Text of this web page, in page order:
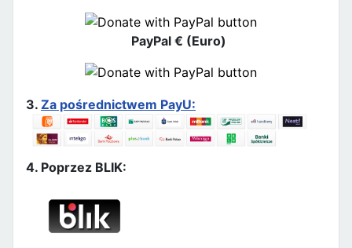
PayPal € (Euro)
3. Za pośrednictwem PayU:
4. Poprzez BLIK: